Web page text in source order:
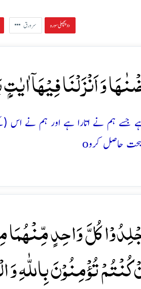
پچھلی سورہ » سرورق
وَ اَنۡزَلۡنَا فِیۡہَاۤ
ہم نے اتارا ہے اور ہم نے اس
حاصل کروo
کُلَّ وَاحِدٍ
کُنۡتُمۡ تُؤۡمِنُوۡنَ بِاللّٰہِ